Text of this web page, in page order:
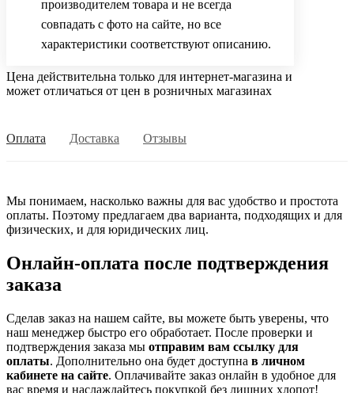
производителем товара и не всегда
совпадать с фото на сайте, но все
характеристики соответствуют описанию.
Цена действительна только для интернет-магазина и
может отличаться от цен в розничных магазинах
Оплата Доставка Отзывы
Мы понимаем, насколько важны для вас удобство и простота
оплаты. Поэтому предлагаем два варианта, подходящих и для
физических, и для юридических лиц.
Онлайн-оплата после подтверждения
заказа
Сделав заказ на нашем сайте, вы можете быть уверены, что
наш менеджер быстро его обработает. После проверки и
подтверждения заказа мы отправим вам ссылку для
оплаты. Дополнительно она будет доступна в личном
кабинете на сайте. Оплачивайте заказ онлайн в удобное для
вас время и наслаждайтесь покупкой без лишних хлопот!